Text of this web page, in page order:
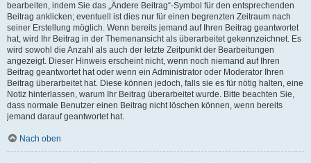
bearbeiten, indem Sie das „Ändere Beitrag“-Symbol für den entsprechenden
Beitrag anklicken; eventuell ist dies nur für einen begrenzten Zeitraum nach
seiner Erstellung möglich. Wenn bereits jemand auf Ihren Beitrag geantwortet
hat, wird Ihr Beitrag in der Themenansicht als überarbeitet gekennzeichnet. Es
wird sowohl die Anzahl als auch der letzte Zeitpunkt der Bearbeitungen
angezeigt. Dieser Hinweis erscheint nicht, wenn noch niemand auf Ihren
Beitrag geantwortet hat oder wenn ein Administrator oder Moderator Ihren
Beitrag überarbeitet hat. Diese können jedoch, falls sie es für nötig halten, eine
Notiz hinterlassen, warum Ihr Beitrag überarbeitet wurde. Bitte beachten Sie,
dass normale Benutzer einen Beitrag nicht löschen können, wenn bereits
jemand darauf geantwortet hat.
Nach oben